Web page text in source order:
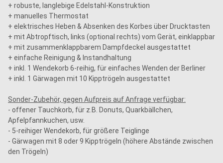
+ robuste, langlebige Edelstahl-Konstruktion
+ manuelles Thermostat
+ elektrisches Heben & Absenken des Korbes über Drucktasten
+ mit Abtropftisch, links (optional rechts) vom Gerät, einklappbar
+ mit zusammenklappbarem Dampfdeckel ausgestattet
+ einfache Reinigung & Instandhaltung
+ inkl. 1 Wendekorb 6-reihig, für einfaches Wenden der Berliner
+ inkl. 1 Gärwagen mit 10 Kipptrögeln ausgestattet
Sonder-Zubehör, gegen Aufpreis auf Anfrage verfügbar:
- offener Tauchkorb, für z.B. Donuts, Quarkbällchen,
Apfelpfannkuchen, usw.
- 5-reihiger Wendekorb, für größere Teiglinge
- Gärwagen mit 8 oder 9 Kipptrögeln (höhere Abstände zwischen
den Trögeln)